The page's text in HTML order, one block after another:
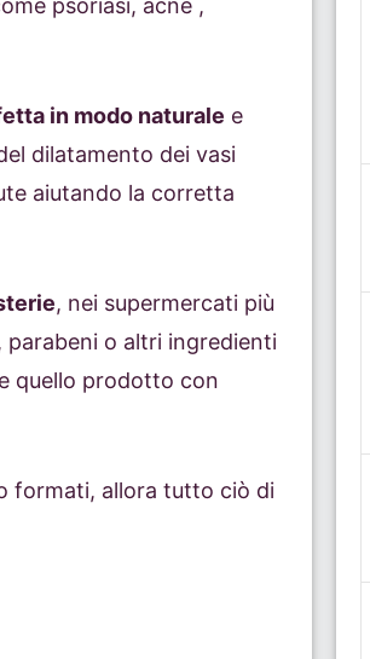
psoriasi, acne ,
in modo naturale e
dilatamento dei vasi
aiutando la corretta
, nei supermercati più
parabeni o altri ingredienti
quello prodotto con
formati, allora tutto ciò di